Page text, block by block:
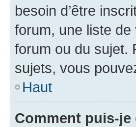
besoin d’être
forum, une liste de
forum ou du sujet.
sujets, vous
Haut
Comment puis-